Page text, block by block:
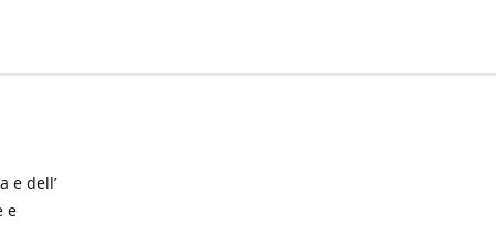
e dell’
e